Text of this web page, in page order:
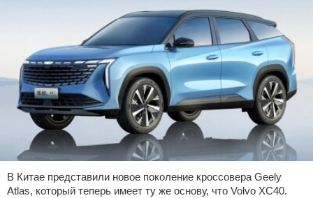
В Китае представили новое поколение кроссовера Geely
Atlas, который теперь имеет ту же основу, что Volvo XC40.